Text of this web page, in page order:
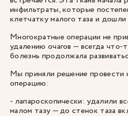
инфильтраты, которые
клетчатку малого таза и
Многократные операции не
удалению очагов — всегда что-
болезнь продолжала
Мы приняли решение провести
операцию:
- лапароскопически: удалили
малом тазу — до стенок таза